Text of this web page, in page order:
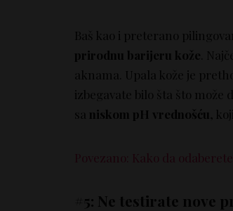
Baš kao i preterano
prirodnu barijeru kože .
aknama. Upala kože je
izbegavate bilo šta što može
sa niskom pH vrednošću,
Povezano: Kako da
#5: Ne testirate nove